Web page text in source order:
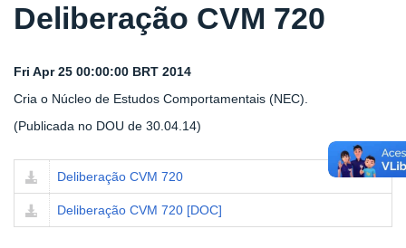
Deliberação CVM 720
Fri Apr 25 00:00:00 BRT 2014
Cria o Núcleo de Estudos Comportamentais (NEC).
(Publicada no DOU de 30.04.14)
Deliberação CVM 720
Deliberação CVM 720 [DOC]